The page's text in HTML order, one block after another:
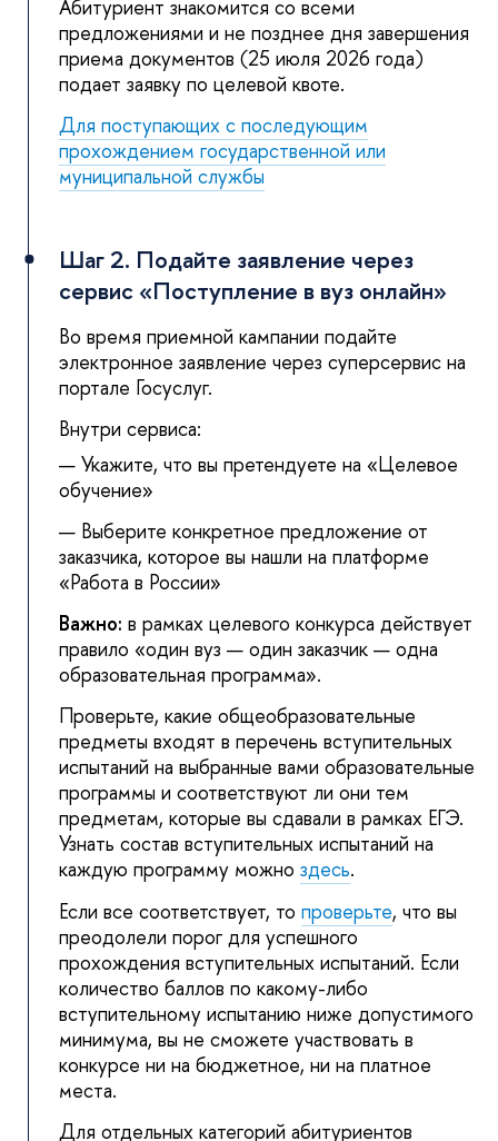
Абитуриент знакомится со всеми
предложениями и не позднее дня завершения
приема документов (25 июля 2026 года)
подает заявку по целевой квоте.
Для поступающих с последующим
прохождением государственной или
муниципальной службы
Шаг 2. Подайте заявление через
сервис «Поступление в вуз онлайн»
Во время приемной кампании подайте
электронное заявление через суперсервис на
портале Госуслуг.
Внутри сервиса:
Укажите, что вы претендуете на «Целевое
обучение»
Выберите конкретное предложение от
заказчика, которое вы нашли на платформе
«Работа в России»
Важно: в рамках целевого конкурса действует
правило «один вуз — один заказчик — одна
образовательная программа».
Проверьте, какие общеобразовательные
предметы входят в перечень вступительных
испытаний на выбранные вами образовательные
программы и соответствуют ли они тем
предметам, которые вы сдавали в рамках ЕГЭ.
Узнать состав вступительных испытаний на
каждую программу можноздесь.
Если все соответствует, топроверьте, что вы
преодолели порог для успешного
прохождения вступительных испытаний. Если
количество баллов по какому-либо
вступительному испытанию ниже допустимого
минимума, вы не сможете участвовать в
конкурсе ни на бюджетное, ни на платное
места.
Для отдельных категорий абитуриентов